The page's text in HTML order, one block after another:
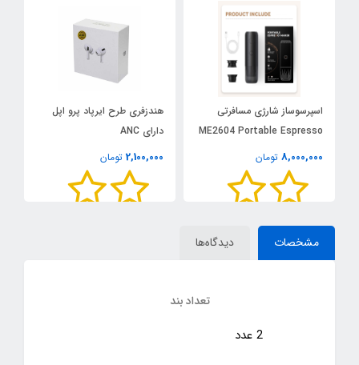
اسپرسوساز شارژی مسافرتی
ME2604 Portable Espresso
8,000,000 تومان
هندزفری طرح ایرپاد پرو اپل
دارای ANC
2,100,000 تومان
مشخصات دیدگاه‌ها
تعداد بند
2 عدد